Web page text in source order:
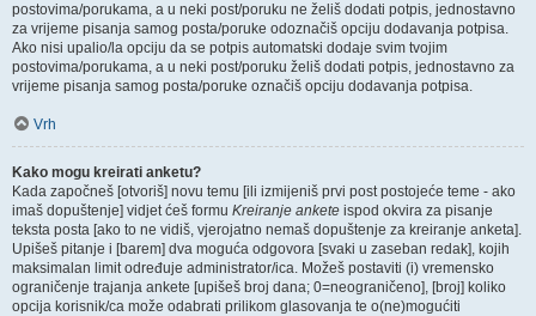
postovima/porukama, a u neki post/poruku ne želiš dodati potpis, jednostavno
za vrijeme pisanja samog posta/poruke odoznačiš opciju dodavanja potpisa.
Ako nisi upalio/la opciju da se potpis automatski dodaje svim tvojim
postovima/porukama, a u neki post/poruku želiš dodati potpis, jednostavno za
vrijeme pisanja samog posta/poruke označiš opciju dodavanja potpisa.
Vrh
Kako mogu kreirati anketu?
Kada započneš [otvoriš] novu temu [ili izmijeniš prvi post postojeće teme - ako
imaš dopuštenje] vidjet ćeš formu Kreiranje ankete ispod okvira za pisanje
teksta posta [ako to ne vidiš, vjerojatno nemaš dopuštenje za kreiranje anketa].
Upišeš pitanje i [barem] dva moguća odgovora [svaki u zaseban redak], kojih
maksimalan limit određuje administrator/ica. Možeš postaviti (i) vremensko
ograničenje trajanja ankete [upišeš broj dana; 0=neograničeno], [broj] koliko
opcija korisnik/ca može odabrati prilikom glasovanja te o(ne)mogućiti